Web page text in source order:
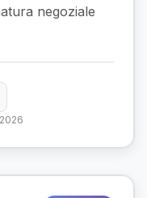
negoziale